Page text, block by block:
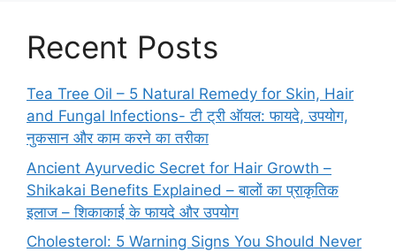
Recent Posts
Tea Tree Oil – 5 Natural Remedy for Skin, Hair
and Fungal Infections- टी ट्री ऑयल: फायदे, उपयोग,
नुकसान और काम करने का तरीका
Ancient Ayurvedic Secret for Hair Growth –
Shikakai Benefits Explained – बालों का प्राकृतिक
इलाज – शिकाकाई के फायदे और उपयोग
Cholesterol: 5 Warning Signs You Should Never